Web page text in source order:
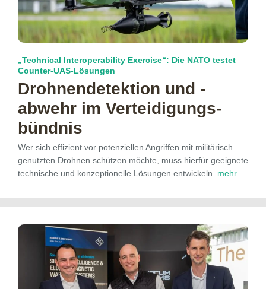
„Technical Interoperability Exercise“: Die NATO testet
Counter-UAS-Lösungen
Drohnen­detektion und -
abwehr im Verteidigungs­
bündnis
Wer sich effizient vor potenziellen Angriffen mit militärisch
genutzten Drohnen schützen möchte, muss hierfür geeignete
technische und konzeptionelle Lösungen entwickeln. mehr…